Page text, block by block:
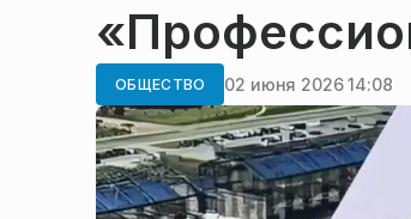
ОБЩЕСТВО 02 июня 2026 14:08